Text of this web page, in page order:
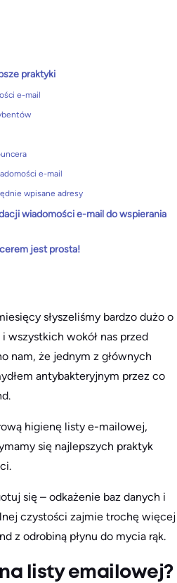
praktyki
e-mail
e-mail
wpisane adresy
wiadomości e-mail do wspierania
jest prosta!
słyszeliśmy bardzo dużo o
wszystkich wokół nas przed
nam, że jednym z głównych
antybakteryjnym przez co
higienę listy e-mailowej,
się najlepszych praktyk
się – odkażenie baz danych i
czystości zajmie trochę więcej
z odrobiną płynu do mycia rąk.
listy emailowej?